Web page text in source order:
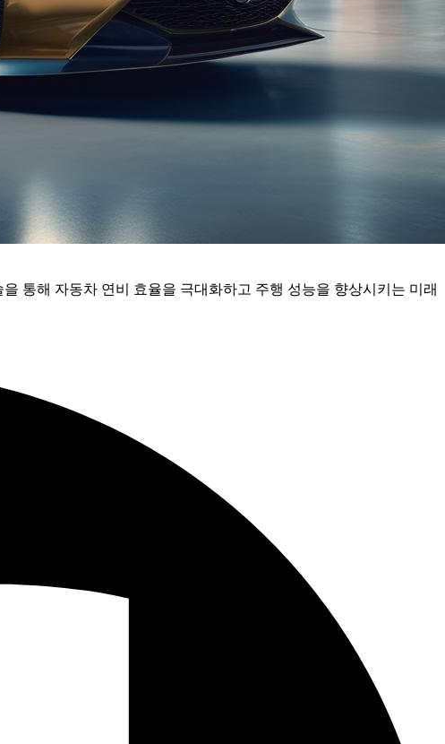
통해 자동차 연비 효율을 극대화하고 주행 성능을 향상시키는 미래